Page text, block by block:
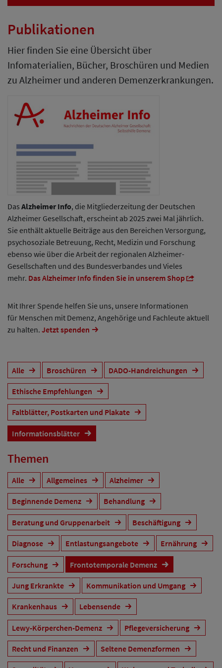
Publikationen
Hier finden Sie eine Übersicht über
Infomaterialien, Bücher, Broschüren und Medien
zu Alzheimer und anderen Demenzerkrankungen.
Das Alzheimer Info, die Mitgliederzeitung der Deutschen
Alzheimer Gesellschaft, erscheint ab 2025 zwei Mal jährlich.
Sie enthält aktuelle Beiträge aus den Bereichen Versorgung,
psychosoziale Betreuung, Recht, Medizin und Forschung
ebenso wie über die Arbeit der regionalen Alzheimer-
Gesellschaften und des Bundesverbandes und Vieles
mehr. Das Alzheimer Info finden Sie in unserem Shop
Mit Ihrer Spende helfen Sie uns, unsere Informationen
für Menschen mit Demenz, Angehörige und Fachleute aktuell
zu halten. Jetzt spenden
Alle Broschüren DADO-Handreichungen
Ethische Empfehlungen
Faltblätter, Postkarten und Plakate
Informationsblätter
Themen
Alle Allgemeines Alzheimer
Beginnende Demenz Behandlung
Beratung und Gruppenarbeit Beschäftigung
Diagnose Entlastungsangebote Ernährung
Forschung Frontotemporale Demenz
Jung Erkrankte Kommunikation und Umgang
Krankenhaus Lebensende
Lewy-Körperchen-Demenz Pflegeversicherung
Recht und Finanzen Seltene Demenzformen